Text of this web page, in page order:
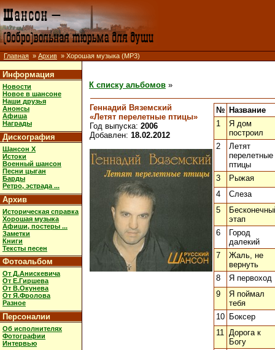
Главная » Архив » Хорошая музыка (MP3)
Информация
Новости
Новое в шансоне
Наши друзья
Анонсы
Афиша
Награды
Дискография
Шансон X
Истоки
Военный шансон
Песни цыган
Барды
Ретро, эстрада ...
Архив
Историческая справка
Хорошая музыка
Афиши, постеры ...
Заметки
Книги
Тексты песен
Фотоальбом
От Д.Анискевича
От Е.Гиршева
От В.Окунева
От Я.Фролова
Разное
Персоналии
Об исполнителях
Фотографии
Интервью
К списку альбомов »
Геннадий Вяземский
«Летят перелетные птицы»
Год выпуска: 2006
Добавлен: 18.02.2012
№ Название
1
Я дом
построил
2
Летят
перелетные
птицы
3
Рыжая
4
Слеза
5
этап
6
Город
далекий
7
Жаль, не
вернуть
8
Я первоход
9
Я поймал
тебя
10 Боксер
11 Дорога к
Богу